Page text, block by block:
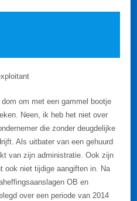
om met een gammel bootje
Neen, ik heb het niet over
die zonder deugdelijke
Als uitbater van een gehuurd
van zijn administratie. Ook zijn
ook niet tijdige aangiften in. Na
OB en
over een periode van 2014